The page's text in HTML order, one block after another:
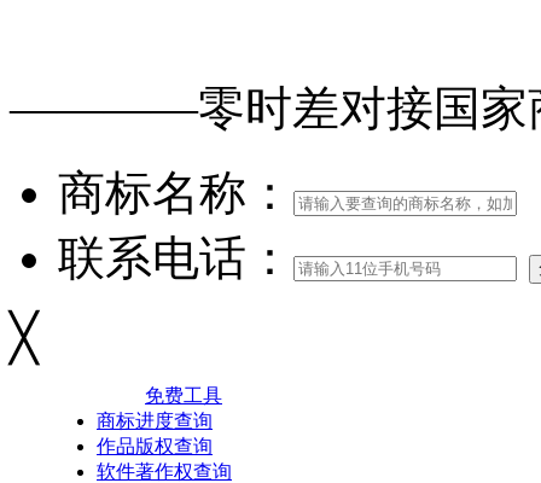
————零时差对接国
商标名称：
联系电话：
╳
免费工具
商标进度查询
作品版权查询
软件著作权查询